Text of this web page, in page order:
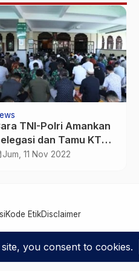
jawabkan!
TNI-Polri Amankan
dan Tamu KTT
saat Beribadah
Jum, 11 Nov 2022
Kode EtikDisclaimer
Untuk Bangsa